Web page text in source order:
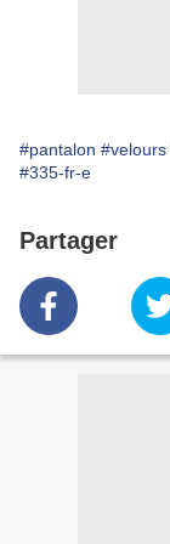
#pantalon #velours
#335-fr-e
Partager